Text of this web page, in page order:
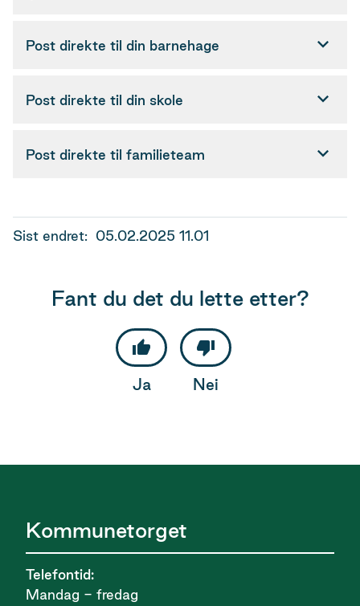
Post direkte til din barnehage
Post direkte til din skole
Post direkte til familieteam
Sist endret 05.02.2025 11.01
Fant du det du lette etter?
Ja Nei
Kommunetorget
Telefontid:
Mandag - fredag